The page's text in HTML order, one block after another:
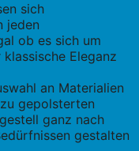
sich
jeden
ob es sich um
Eleganz
an Materialien
gepolsterten
ganz nach
gestalten